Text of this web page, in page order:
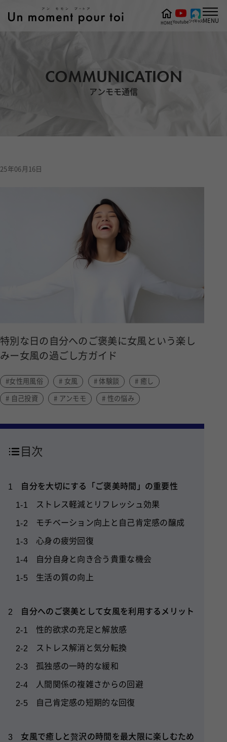
COMMUNICATION
アンモモ通信
HOMEYoutubeツイキャスMENU
25年06月16日
特別な日の自分へのご褒美に女風という楽し
みー女風の過ごし方ガイド
#女性用風俗 # 女風 # 体験談 # 癒し
# 自己投資 # アンモモ # 性の悩み
目次
1 自分を大切にする「ご褒美時間」の重要性
1-1 ストレス軽減とリフレッシュ効果
1-2 モチベーション向上と自己肯定感の醸成
1-3 心身の疲労回復
1-4 自分自身と向き合う貴重な機会
1-5 生活の質の向上
2 自分へのご褒美として女風を利用するメリット
2-1 性的欲求の充足と解放感
2-2 ストレス解消と気分転換
2-3 孤独感の一時的な緩和
2-4 人間関係の複雑さからの回避
2-5 自己肯定感の短期的な回復
3
女風で癒しと贅沢の時間を最大限に楽しむため